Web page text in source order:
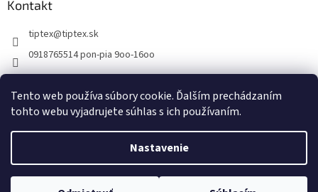
Tento web používa súbory cookie. Ďalším prechádzaním
tohto webu vyjadrujete súhlas s ich používaním.
Nastavenie
Kontakt
tiptex@tiptex.sk
0918765514 pon-pia 9oo-16oo
Copyright 2026TipTex. Všetky práva vyhradené.Upraviť nastavenie